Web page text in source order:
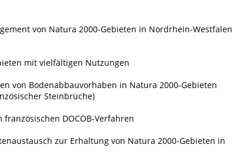
von Natura 2000-Gebieten in Nordrhein-Westfalen
mit vielfältigen Nutzungen
von Bodenabbauvorhaben in Natura 2000-Gebieten
Steinbrüche)
DOCOB-Verfahren
zur Erhaltung von Natura 2000-Gebieten in